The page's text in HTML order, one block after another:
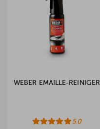
WEBER EMAILLE-REINIGER
5.0